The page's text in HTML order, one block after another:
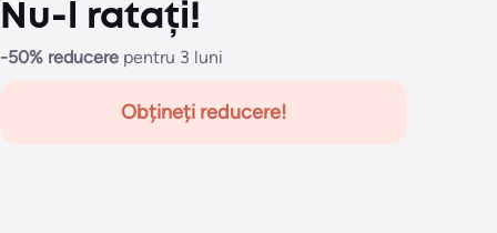
Nu-l ratați!
-50% reducere pentru 3 luni
Obțineți reducere!